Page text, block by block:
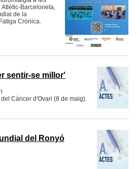
Barceloneta,
de la
Crònica.
sentir-se millor'
Càncer d'Ovari (8 de maig).
del Ronyó